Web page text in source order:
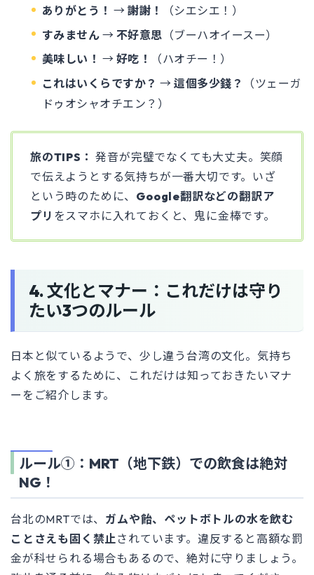
ありがとう！ →謝謝！
（シエシエ！）
すみません → 不好意思 （ブーハオイースー）
美味しい！ → 好吃！
（ハオチー！）
これはいくらですか？ →這個多少錢？
（ツェーガ
ドゥオシャオチエン？）
旅のTIPS： 発音が完璧でなくても大丈夫。笑顔
で伝えようとする気持ちが一番大切です。いざ
という時のために、 Google翻訳などの翻訳ア
プリ をスマホに入れておくと、鬼に金棒です。
4. 文化とマナー：これだけは守り
たい3つのルール
日本と似ているようで、少し違う台湾の文化。気持ち
よく旅をするために、これだけは知っておきたいマナ
ーをご紹介します。
ルール①：MRT（地下鉄）での飲食は絶対
NG！
台北のMRTでは、 ガムや飴、ペットボトルの水を飲む
ことさえも固く禁止されています。違反すると高額な罰
金が科せられる場合もあるので、絶対に守りましょう。